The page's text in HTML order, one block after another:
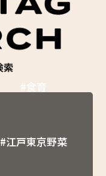
#食育
#江戸東京野菜